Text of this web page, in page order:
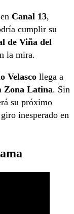
Canal 13,
cumplir su
de Viña del
la mira.
Velasco llega a
Zona Latina. Sin
su próximo
inesperado en